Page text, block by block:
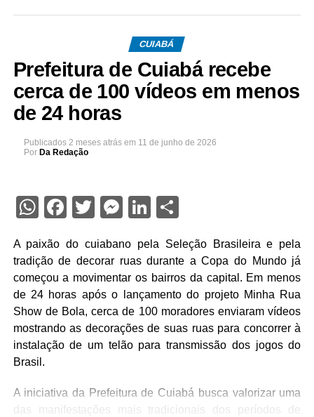
CUIABÁ
Prefeitura de Cuiabá recebe
cerca de 100 vídeos em menos
de 24 horas
Publicados 2 meses atrás em 11 de junho de 2026
Por Da Redação
WhatsApp
Facebook
Twitter
Messenger
LinkedIn
Share
A paixão do cuiabano pela Seleção Brasileira e pela
tradição de decorar ruas durante a Copa do Mundo já
começou a movimentar os bairros da capital. Em menos
de 24 horas após o lançamento do projeto Minha Rua
Show de Bola, cerca de 100 moradores enviaram vídeos
mostrando as decorações de suas ruas para concorrer à
instalação de um telão para transmissão dos jogos do
Brasil.
A iniciativa da Prefeitura de Cuiabá busca valorizar uma
das manifestações mais tradicionais dos períodos de